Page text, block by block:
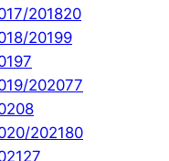
201820
20199
7
202077
8
202180
27